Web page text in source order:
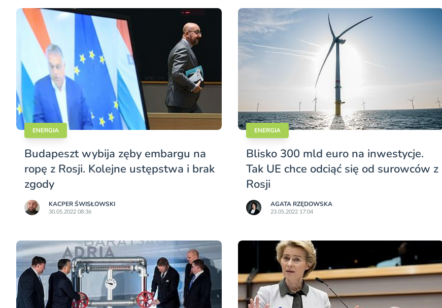
ENERGIA
Budapeszt wybija zęby embargu na
ropę z Rosji. Kolejne ustępstwa i brak
zgody
KACPER ŚWISŁO­WSKI
30.05.2022 08:36
ENERGIA
Blisko 300 mld euro na inwestycje.
Tak UE chce odciąć się od surowców z
Rosji
AGATA RZĘDOWSKA
23.05.2022 17:04